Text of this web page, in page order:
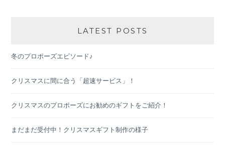
LATEST POSTS
冬のプロポーズエピソード♪
クリスマスに間に合う「超速サービス」！
クリスマスのプロポーズにお勧めのギフトをご紹介！
まだまだ受付中！クリスマスギフト制作の様子